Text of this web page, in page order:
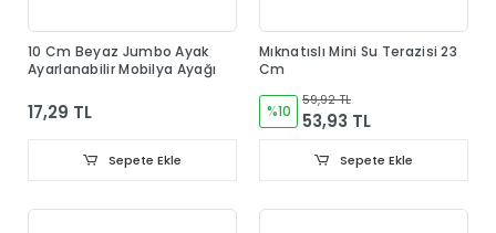
10 Cm Beyaz Jumbo Ayak
Ayarlanabilir Mobilya Ayağı
17,29 TL
Sepete Ekle
Mıknatıslı Mini Su Terazisi 23
Cm
%10
59,92 TL
53,93 TL
Sepete Ekle